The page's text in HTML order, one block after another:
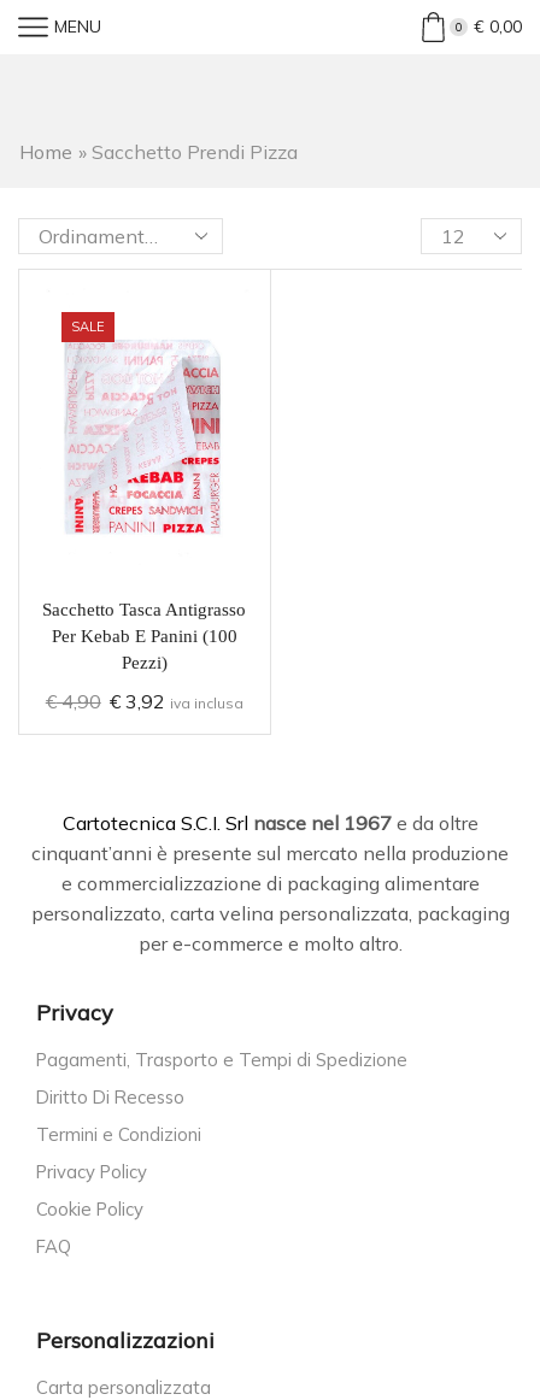
MENU 0 €0,00
Home » Sacchetto Prendi Pizza
SALE
Sacchetto Tasca Antigrasso
Per Kebab E Panini (100
Pezzi)
€4,90 €3,92 iva inclusa
Cartotecnica S.C.I. Srl nasce nel 1967e da oltre
cinquant’anni è presente sul mercato nella produzione
e commercializzazione di packaging alimentare
personalizzato, carta velina personalizzata, packaging
per e-commerce e molto altro.
Privacy
Pagamenti, Trasporto e Tempi di Spedizione
Diritto Di Recesso
Termini e Condizioni
Privacy Policy
Cookie Policy
FAQ
Personalizzazioni
Carta personalizzata